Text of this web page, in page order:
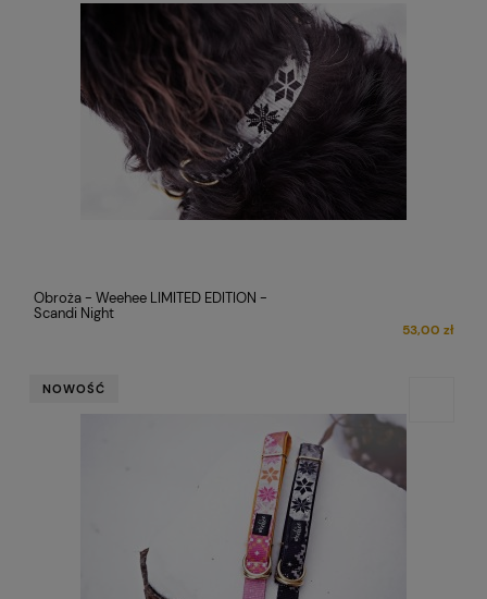
Obroża - Weehee LIMITED EDITION -
Scandi Night
53,00 zł
NOWOŚĆ